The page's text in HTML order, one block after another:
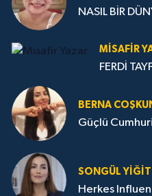
NASIL BİR
MISAFIR
FERDİ
BERNA
Güçlü
SONGÜL YIĞIT
Herkes